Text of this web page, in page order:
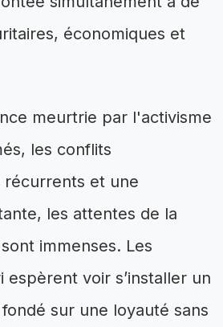
économiques et
meurtrie par l'activisme
les conflits
récurrents et une
les attentes de la
immenses. Les
voir s’installer un
sur une loyauté sans